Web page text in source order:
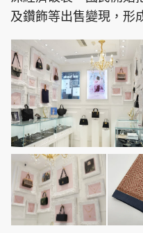
及鑽飾等出售變現，形